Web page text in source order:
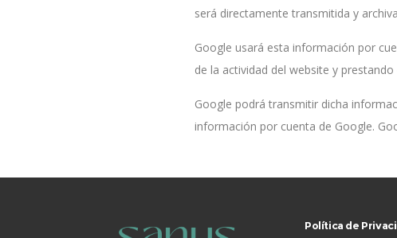
será directamente transmitida y
Google usará esta información por
de la actividad del website y
Google podrá transmitir dicha
información por cuenta de Google.
Política de